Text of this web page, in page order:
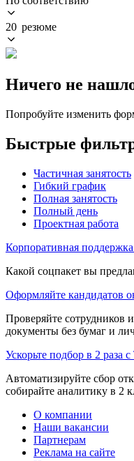
20 резюме
Ничего не
Попробуйте изменить
Быстрые
Частичная занятость
Гибкий график
Полная занятость
Полный день
Проектная работа
Корпоративная
Какой соцпакет вы
Оформляйте кандидатов
Проверяйте сотрудников
документы без бумаг и
Ускорьте подбор в 2 раза
Автоматизируйте сбор
собирайте аналитику в 2
О компании
Наши вакансии
Партнерам
Реклама на сайте